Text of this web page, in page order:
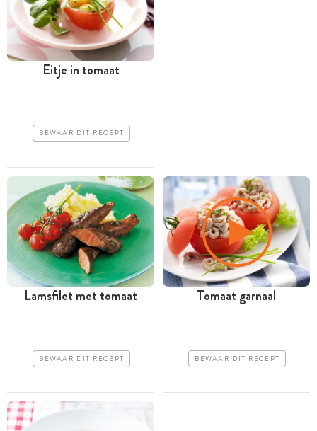
Eitje in tomaat
BEWAAR DIT RECEPT
Lamsfilet met tomaat
BEWAAR DIT RECEPT
Tomaat garnaal
BEWAAR DIT RECEPT